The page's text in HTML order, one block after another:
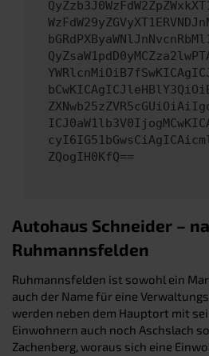
ZQogIH0KfQ==
Autohaus Schneider –
Ruhmannsfelden
Ruhmannsfelden ist sowohl ein
auch der Name für eine
werden neben dem Hauptort mit
Einwohnern auch noch Aschslach
Zachenberg, woraus sich eine